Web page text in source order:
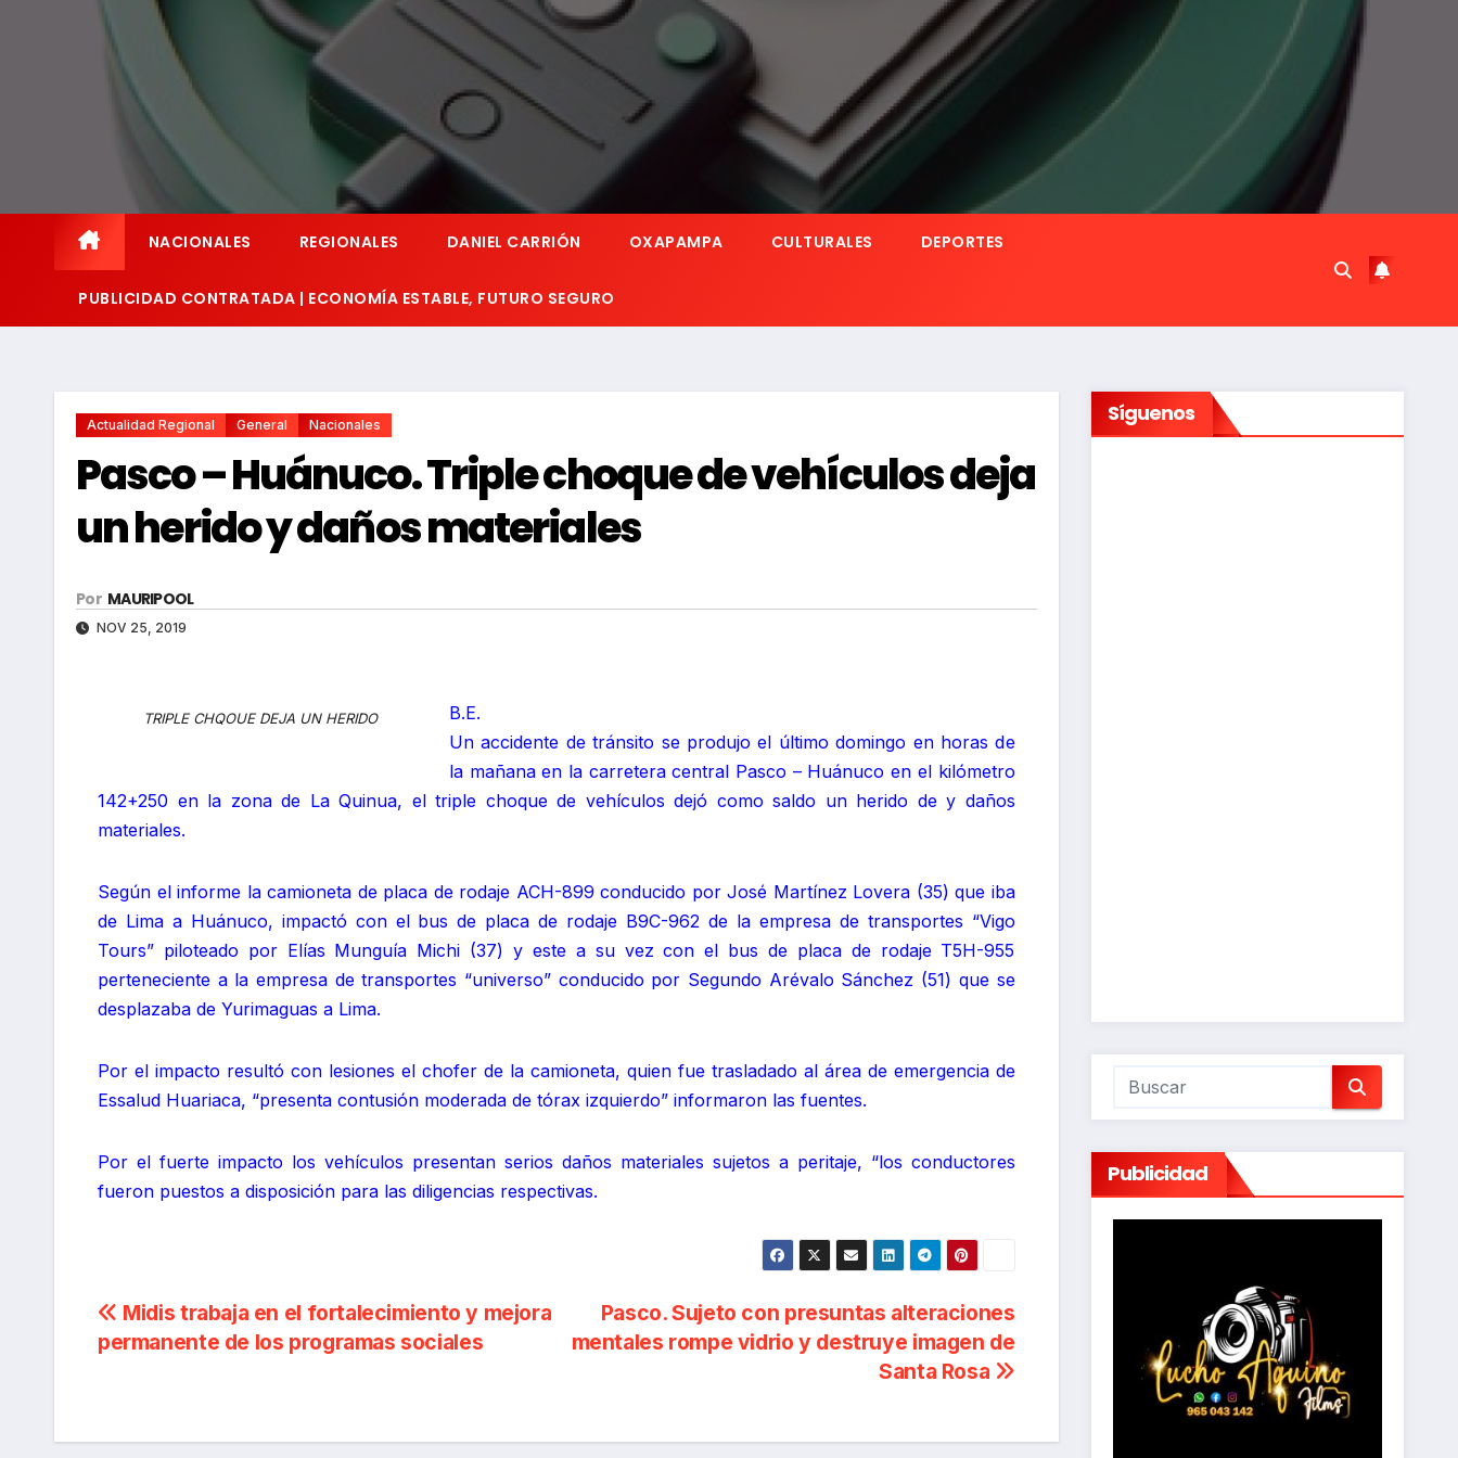
NACIONALES REGIONALES DANIEL CARRIÓN OXAPAMPA CULTURALES DEPORTES
PUBLICIDAD CONTRATADA | ECONOMÍA ESTABLE, FUTURO SEGURO
Actualidad Regional General Nacionales
Pasco – Huánuco. Triple choque de vehículos deja
un herido y daños materiales
Por MAURIPOOL
NOV 25, 2019
TRIPLE CHQOUE DEJA UN HERIDO
B.E.
Un accidente de tránsito se produjo el último domingo en horas de
la mañana en la carretera central Pasco – Huánuco en el kilómetro
142+250 en la zona de La Quinua, el triple choque de vehículos dejó como saldo un herido de y daños
materiales.
Según el informe la camioneta de placa de rodaje ACH-899 conducido por José Martínez Lovera (35) que iba
de Lima a Huánuco, impactó con el bus de placa de rodaje B9C-962 de la empresa de transportes “Vigo
Tours” piloteado por Elías Munguía Michi (37) y este a su vez con el bus de placa de rodaje T5H-955
perteneciente a la empresa de transportes “universo” conducido por Segundo Arévalo Sánchez (51) que se
desplazaba de Yurimaguas a Lima.
Por el impacto resultó con lesiones el chofer de la camioneta, quien fue trasladado al área de emergencia de
Essalud Huariaca, “presenta contusión moderada de tórax izquierdo” informaron las fuentes.
Por el fuerte impacto los vehículos presentan serios daños materiales sujetos a peritaje, “los conductores
fueron puestos a disposición para las diligencias respectivas.
Navegación
de
Pasco. Sujeto con presuntas alteraciones
mentales rompe vidrio y destruye imagen de
Santa Rosa
Midis trabaja en el fortalecimiento y mejora
permanente de los programas sociales
Síguenos
Publicidad